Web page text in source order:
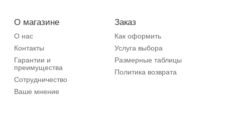
О магазине
О нас
Контакты
Гарантии и
преимущества
Сотрудничество
Ваше мнение
Заказ
Как оформить
Услуга выбора
Размерные таблицы
Политика возврата